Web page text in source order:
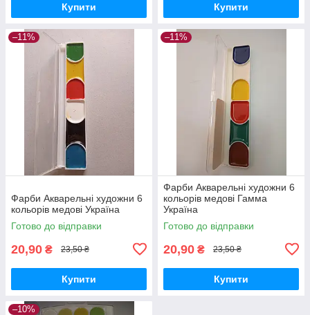
Купити Купити
–11%
Фарби Акварельні художни 6
кольорів медові Україна
Готово до відправки
20,90 ₴ 23,50 ₴
Купити
–11%
Фарби Акварельні художни 6
кольорів медові Гамма
Україна
Готово до відправки
20,90 ₴ 23,50 ₴
Купити
–10%